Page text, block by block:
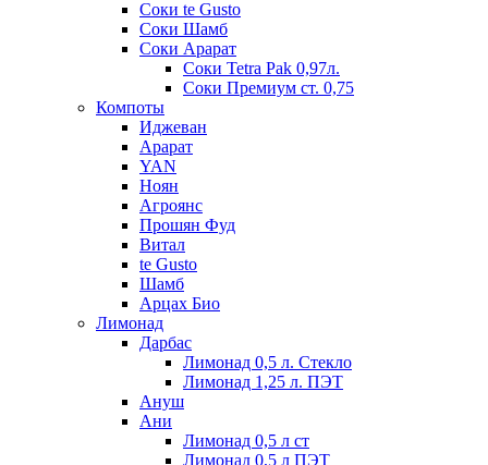
Соки te Gusto
Соки Шамб
Соки Арарат
Соки Tetra Pak 0,97л.
Соки Премиум ст. 0,75
Компоты
Иджеван
Арарат
YAN
Ноян
Агроянс
Прошян Фуд
Витал
te Gusto
Шамб
Арцах Био
Лимонад
Дарбас
Лимонад 0,5 л. Стекло
Лимонад 1,25 л. ПЭТ
Ануш
Ани
Лимонад 0,5 л ст
Лимонад 0,5 л ПЭТ